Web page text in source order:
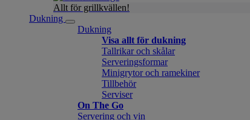
Allt för grillkvällen!
Dukning
Dukning
Visa allt för dukning
Tallrikar och skålar
Serveringsformar
Minigrytor och ramekiner
Tillbehör
Serviser
On The Go
Servering och vin